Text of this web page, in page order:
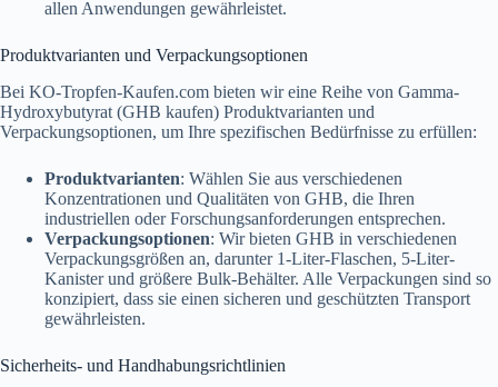
allen Anwendungen gewährleistet.
Produktvarianten und Verpackungsoptionen
Bei KO-Tropfen-Kaufen.com bieten wir eine Reihe von Gamma-
Hydroxybutyrat (GHB kaufen) Produktvarianten und
Verpackungsoptionen, um Ihre spezifischen Bedürfnisse zu erfüllen:
Produktvarianten: Wählen Sie aus verschiedenen
Konzentrationen und Qualitäten von GHB, die Ihren
industriellen oder Forschungsanforderungen entsprechen.
Verpackungsoptionen: Wir bieten GHB in verschiedenen
Verpackungsgrößen an, darunter 1-Liter-Flaschen, 5-Liter-
Kanister und größere Bulk-Behälter. Alle Verpackungen sind so
konzipiert, dass sie einen sicheren und geschützten Transport
gewährleisten.
Sicherheits- und Handhabungsrichtlinien